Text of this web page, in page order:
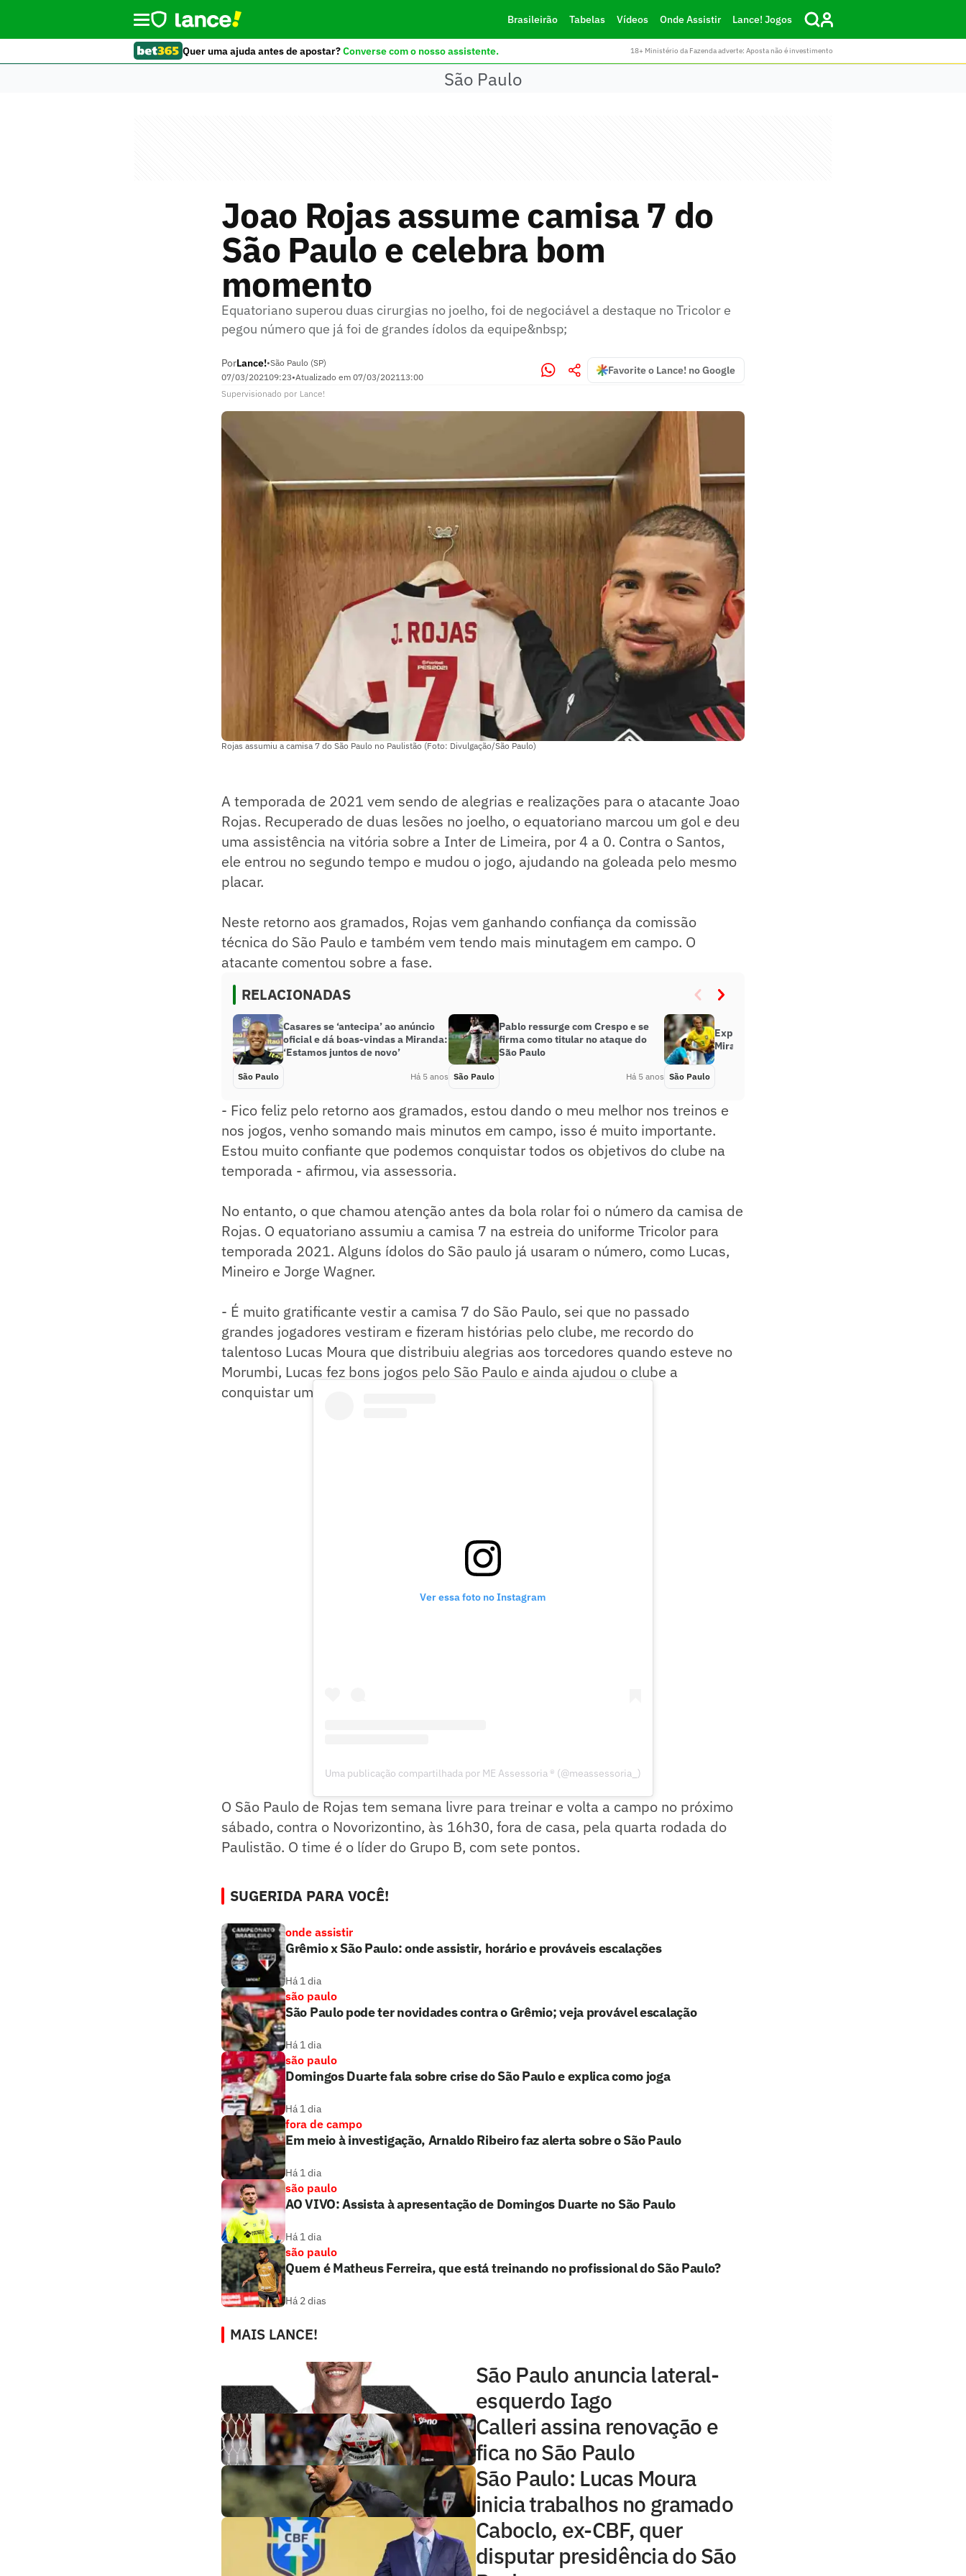
Brasileirão Tabelas Vídeos Onde Assistir Lance! Jogos
Quer uma ajuda antes de apostar?Converse com o nosso assistente. 18+ Ministério da Fazenda adverte: Aposta não é investimento
São Paulo
Joao Rojas assume camisa 7 do
São Paulo e celebra bom
momento
Equatoriano superou duas cirurgias no joelho, foi de negociável a destaque no Tricolor e
pegou número que já foi de grandes ídolos da equipe&nbsp;
PorLance!•São Paulo (SP)
07/03/202109:23•Atualizado em 07/03/202113:00
Favorite o Lance! no Google
Supervisionado por Lance!
Rojas assumiu a camisa 7 do São Paulo no Paulistão (Foto: Divulgação/São Paulo)
A temporada de 2021 vem sendo de alegrias e realizações para o atacante Joao
Rojas. Recuperado de duas lesões no joelho, o equatoriano marcou um gol e deu
uma assistência na vitória sobre a Inter de Limeira, por 4 a 0. Contra o Santos,
ele entrou no segundo tempo e mudou o jogo, ajudando na goleada pelo mesmo
placar.
Neste retorno aos gramados, Rojas vem ganhando confiança da comissão
técnica do São Paulo e também vem tendo mais minutagem em campo. O
atacante comentou sobre a fase.
RELACIONADAS
Casares se ‘antecipa’ ao anúncio
oficial e dá boas-vindas a Miranda:
‘Estamos juntos de novo’
São Paulo Há 5 anos
Pablo ressurge com Crespo e se
firma como titular no ataque do
São Paulo
São Paulo Há 5 anos
Experiência e liderança: como
Miranda pode ajudar o São Paulo
São Paulo
- Fico feliz pelo retorno aos gramados, estou dando o meu melhor nos treinos e
nos jogos, venho somando mais minutos em campo, isso é muito importante.
Estou muito confiante que podemos conquistar todos os objetivos do clube na
temporada - afirmou, via assessoria.
No entanto, o que chamou atenção antes da bola rolar foi o número da camisa de
Rojas. O equatoriano assumiu a camisa 7 na estreia do uniforme Tricolor para
temporada 2021. Alguns ídolos do São paulo já usaram o número, como Lucas,
Mineiro e Jorge Wagner.
- É muito gratificante vestir a camisa 7 do São Paulo, sei que no passado
grandes jogadores vestiram e fizeram histórias pelo clube, me recordo do
talentoso Lucas Moura que distribuiu alegrias aos torcedores quando esteve no
Morumbi, Lucas fez bons jogos pelo São Paulo e ainda ajudou o clube a
conquistar um título inédito a sul-americana - disse Rojas.
Ver essa foto no Instagram
Uma publicação compartilhada por ME Assessoria ® (@meassessoria_)
O São Paulo de Rojas tem semana livre para treinar e volta a campo no próximo
sábado, contra o Novorizontino, às 16h30, fora de casa, pela quarta rodada do
Paulistão. O time é o líder do Grupo B, com sete pontos.
SUGERIDA PARA VOCÊ!
onde assistir
Grêmio x São Paulo: onde assistir, horário e prováveis escalações
Há 1 dia
são paulo
São Paulo pode ter novidades contra o Grêmio; veja provável escalação
Há 1 dia
são paulo
Domingos Duarte fala sobre crise do São Paulo e explica como joga
Há 1 dia
fora de campo
Em meio à investigação, Arnaldo Ribeiro faz alerta sobre o São Paulo
Há 1 dia
são paulo
AO VIVO: Assista à apresentação de Domingos Duarte no São Paulo
Há 1 dia
são paulo
Quem é Matheus Ferreira, que está treinando no profissional do São Paulo?
Há 2 dias
MAIS LANCE!
São Paulo anuncia lateral-
esquerdo Iago
Calleri assina renovação e
fica no São Paulo
São Paulo: Lucas Moura
inicia trabalhos no gramado
Caboclo, ex-CBF, quer
disputar presidência do São